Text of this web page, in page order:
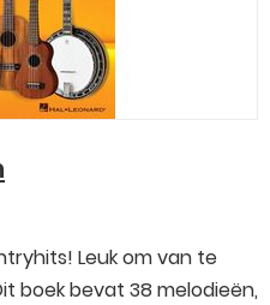
Leuk om van te
boek bevat 38 melodieën,